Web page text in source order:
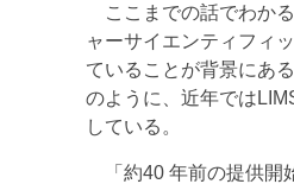
ここまでの話でわか
ャーサイエンティフィ
ていることが背景にあ
のように、近年では
している。
「約40 年前の提供開